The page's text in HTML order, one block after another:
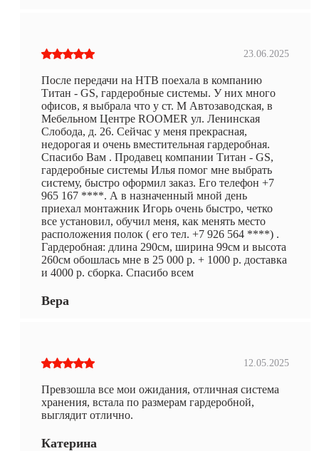
23.06.2025
После передачи на НТВ поехала в компанию
Титан - GS, гардеробные системы. У них много
офисов, я выбрала что у ст. М Автозаводская, в
Мебельном Центре ROOMER ул. Ленинская
Слобода, д. 26. Сейчас у меня прекрасная,
недорогая и очень вместительная гардеробная.
Спасибо Вам . Продавец компании Титан - GS,
гардеробные системы Илья помог мне выбрать
систему, быстро оформил заказ. Его телефон +7
965 167 ****. А в назначенный мной день
приехал монтажник Игорь очень быстро, четко
все установил, обучил меня, как менять место
расположения полок ( его тел. +7 926 564 ****) .
Гардеробная: длина 290см, ширина 99см и высота
260см обошлась мне в 25 000 р. + 1000 р. доставка
и 4000 р. сборка. Спасибо всем
Вера
12.05.2025
Превзошла все мои ожидания, отличная система
хранения, встала по размерам гардеробной,
выглядит отлично.
Катерина